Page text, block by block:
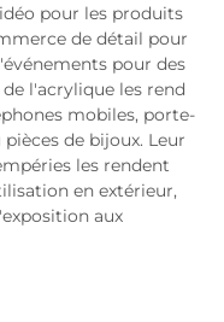
pour les produits
de détail pour
pour des
l'acrylique les rend
mobiles, porte-
de bijoux. Leur
les rendent
en extérieur,
aux